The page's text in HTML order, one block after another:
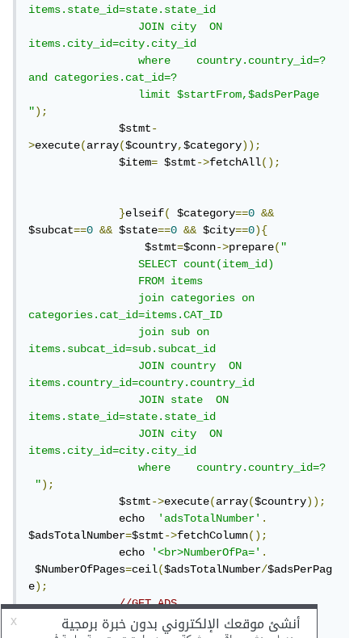
items.state_id=state.state_id
JOIN city  ON
items.city_id=city.city_id
where    country.country_id=?
and categories.cat_id=?
limit $startFrom,$adsPerPage
");
$stmt-
>execute(array($country,$category));
$item= $stmt->fetchAll();
}elseif( $category==0
&&
$subcat==0 && $state==0 && $city==0){
$stmt=$conn->prepare("
SELECT count(item_id)
FROM items
join categories on
categories.cat_id=items.CAT_ID
join sub on
items.subcat_id=sub.subcat_id
JOIN country  ON
items.country_id=country.country_id
JOIN state  ON
items.state_id=state.state_id
JOIN city  ON
items.city_id=city.city_id
where    country.country_id=?
");
$stmt->execute(array($country));
echo 'adsTotalNumber'.
$adsTotalNumber=$stmt->fetchColumn();
echo '<br>NumberOfPa='.
$NumberOfPages=ceil($adsTotalNumber/$adsPerPag
e);
//GET ADS
$stmt = $conn->prepare("